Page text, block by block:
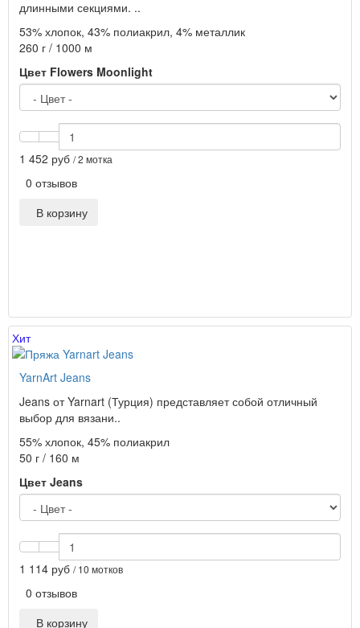
длинными секциями. ..
53% хлопок, 43% полиакрил, 4% металлик
260 г / 1000 м
Цвет Flowers Moonlight
1 452 руб / 2 мотка
0 отзывов
В корзину
Хит
YarnArt Jeans
Jeans от Yarnart (Турция) представляет собой отличный
выбор для вязани..
55% хлопок, 45% полиакрил
50 г / 160 м
Цвет Jeans
1 114 руб / 10 мотков
0 отзывов
В корзину